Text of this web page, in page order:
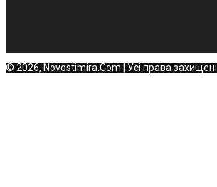
© 2026, Novostimira.Com | Усі права захищені